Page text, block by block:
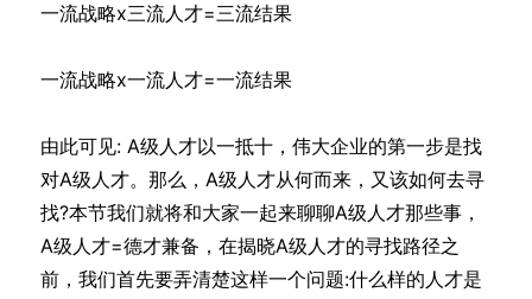
一流战略x三流人才=三流结果
一流战略x一流人才=一流结果
由此可见: A级人才以一抵十，伟大企业的第一步是找
对A级人才。那么，A级人才从何而来，又该如何去寻
找?本节我们就将和大家一起来聊聊A级人才那些事，
A级人才=德才兼备，在揭晓A级人才的寻找路径之
前，我们首先要弄清楚这样一个问题:什么样的人才是